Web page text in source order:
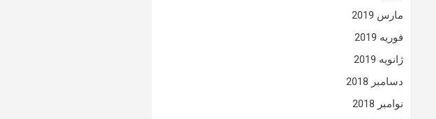
مارس 2019
فوریه 2019
ژانویه 2019
دسامبر 2018
نوامبر 2018